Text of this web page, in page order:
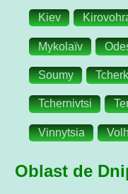
Kiev
Mykolaïv
Soumy
Tchernivtsi
Vinnytsia
Oblast de